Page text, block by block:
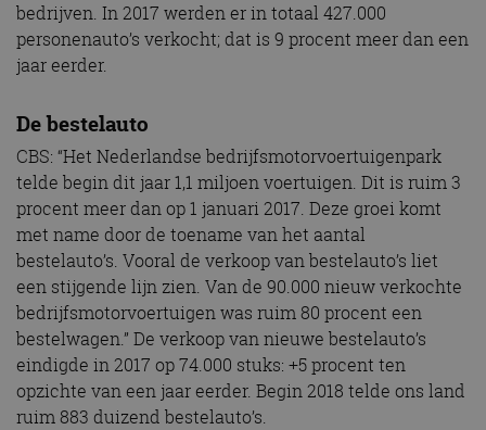
bedrijven. In 2017 werden er in totaal 427.000
personenauto’s verkocht; dat is 9 procent meer dan een
jaar eerder.
De bestelauto
CBS: “Het Nederlandse bedrijfsmotorvoertuigenpark
telde begin dit jaar 1,1 miljoen voertuigen. Dit is ruim 3
procent meer dan op 1 januari 2017. Deze groei komt
met name door de toename van het aantal
bestelauto’s. Vooral de verkoop van bestelauto’s liet
een stijgende lijn zien. Van de 90.000 nieuw verkochte
bedrijfsmotorvoertuigen was ruim 80 procent een
bestelwagen.” De verkoop van nieuwe bestelauto’s
eindigde in 2017 op 74.000 stuks: +5 procent ten
opzichte van een jaar eerder. Begin 2018 telde ons land
ruim 883 duizend bestelauto’s.